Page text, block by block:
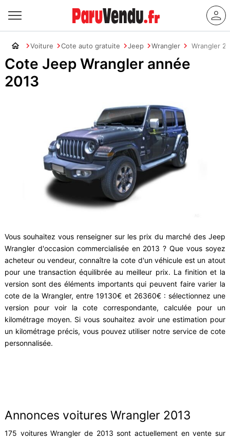
Voiture Cote auto gratuite Jeep Wrangler Wrangler
Cote Jeep Wrangler année
2013
Vous souhaitez vous renseigner sur les prix du marché des Jeep
Wrangler d'occasion commercialisée en 2013 ? Que vous soyez
acheteur ou vendeur, connaître la cote d'un véhicule est un atout
pour une transaction équilibrée au meilleur prix. La finition et la
version sont des éléments importants qui peuvent faire varier la
cote de la Wrangler, entre 19130€ et 26360€ : sélectionnez une
version pour voir la cote correspondante, calculée pour un
kilométrage moyen. Si vous souhaitez avoir une estimation pour
un kilométrage précis, vous pouvez utiliser notre service de cote
personnalisée.
Annonces voitures Wrangler 2013
175 voitures Wrangler de 2013 sont actuellement en vente sur